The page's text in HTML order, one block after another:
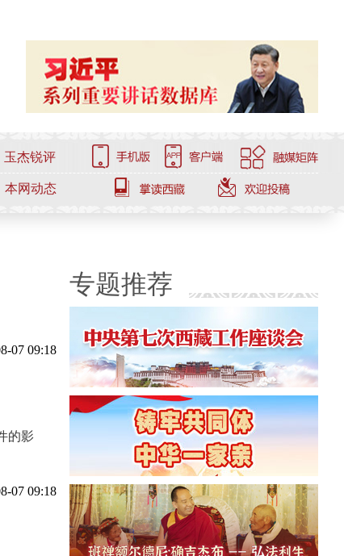
玉杰锐评
本网动态
07 09:18
的影
07 09:18
专题推荐